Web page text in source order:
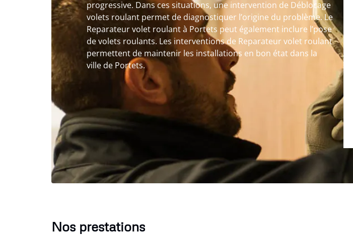
progressive. Dans ces situations, une intervention de Déblocage
volets roulant permet de diagnostiquer l’origine du problème. Le
Reparateur volet roulant à Portets peut également inclure l’pose
de volets roulants. Les interventions de Reparateur volet roulant
permettent de maintenir les installations en bon état dans la
ville de Portets.
Nos prestations